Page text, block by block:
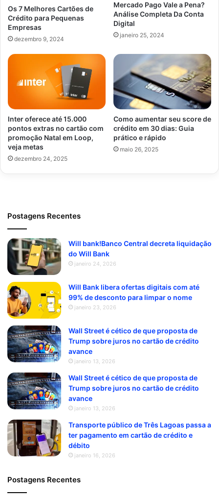
Os 7 Melhores Cartões de
Crédito para Pequenas
Empresas
dezembro 9, 2024
Mercado Pago Vale a Pena?
Análise Completa Da Conta
Digital
janeiro 25, 2024
Inter oferece até 15.000
pontos extras no cartão com
promoção Natal em Loop,
veja metas
dezembro 24, 2025
Como aumentar seu score de
crédito em 30 dias: Guia
prático e rápido
maio 26, 2025
Postagens Recentes
Will bank!Banco Central decreta liquidação
do Will Bank
janeiro 24, 2026
Will Bank libera ofertas digitais com até
99% de desconto para limpar o nome
janeiro 23, 2026
Wall Street é cético de que proposta de
Trump sobre juros no cartão de crédito
avance
janeiro 13, 2026
Wall Street é cético de que proposta de
Trump sobre juros no cartão de crédito
avance
janeiro 13, 2026
Transporte público de Três Lagoas passa a
ter pagamento em cartão de crédito e
débito
janeiro 16, 2026
Postagens Recentes